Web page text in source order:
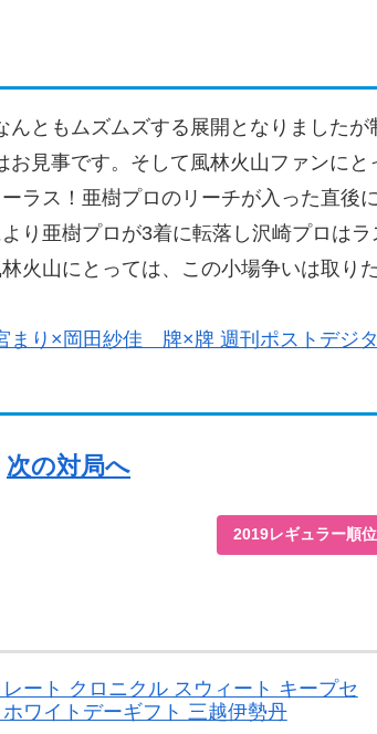
ともムズムズする展開となりましたが
見事です。そして風林火山ファンにと
ラス！亜樹プロのリーチが入った直後
り亜樹プロが3着に転落し沢崎プロはラ
火山にとっては、この小場争いは取りた
まり×岡田紗佳 牌×牌 週刊ポストデジタ
次の対局へ
2019レギュラー順
ート クロニクル スウィート キープセ
ワイトデーギフト 三越伊勢丹